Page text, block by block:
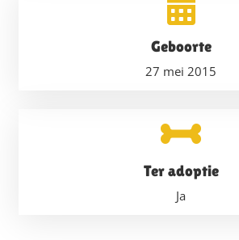
Geboorte
27 mei 2015
Ter adoptie
Ja